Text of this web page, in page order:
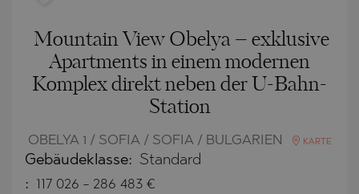
Mountain View Obelya – exklusive
Apartments in einem modernen
Komplex direkt neben der U-Bahn-
Station
OBELYA 1 / SOFIA / SOFIA / BULGARIEN KARTE
Gebäudeklasse: Standard
: 117 026 - 286 483 €